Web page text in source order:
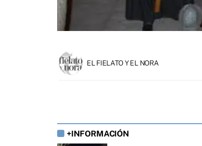
EL FIELATO Y EL NORA
+INFORMACIÓN